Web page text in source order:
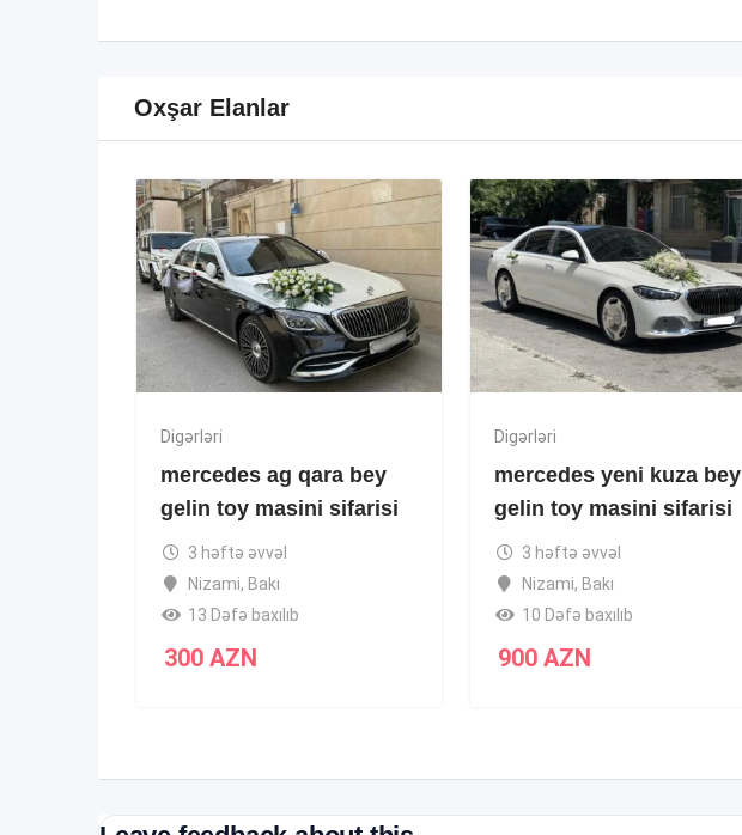
Oxşar Elanlar
Digərləri
mercedes ag qara bey
gelin toy masini sifarisi
3 həftə əvvəl
Nizami, Bakı
13 Dəfə baxılıb
300 AZN
Digərləri
mercedes yeni kuza bey
gelin toy masini sifarisi
3 həftə əvvəl
Nizami, Bakı
10 Dəfə baxılıb
900AZN